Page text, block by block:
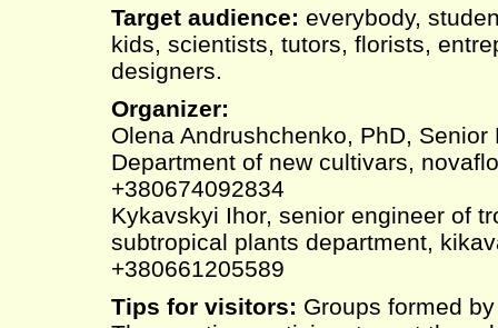
Target audience: everybody,
kids, scientists, tutors, florists,
designers.
Organizer:
Olena Andrushchenko, PhD, Senior
Department of new cultivars,
+380674092834
Kykavskyi Ihor, senior engineer of
subtropical plants department,
+380661205589
Tips for visitors: Groups formed